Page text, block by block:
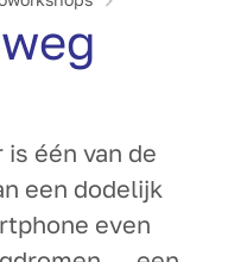
één van de
een dodelijk
even